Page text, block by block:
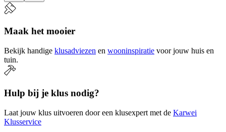
Maak het mooier
Bekijk handige klusadviezen en wooninspiratie voor jouw huis en
tuin.
Hulp bij je klus nodig?
Laat jouw klus uitvoeren door een klusexpert met de Karwei
Klusservice